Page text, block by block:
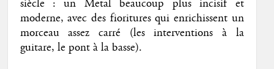
siècle : un Metal beaucoup plus incisif et
moderne, avec des fioritures qui enrichissent un
morceau assez carré (les interventions à la
guitare, le pont à la basse).